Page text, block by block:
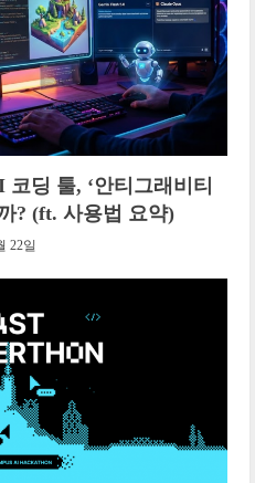
딩 툴, ‘안티그래비티
? (ft. 사용법 요약)
22일